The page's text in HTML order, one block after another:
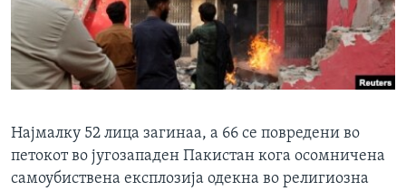
ИНТЕРВЈУА
Јазици
Најмалку 52 лица загинаа, а 66 се повредени во
петокот во југозападен Пакистан кога осомничена
самоубиствена експлозија одекна во религиозна